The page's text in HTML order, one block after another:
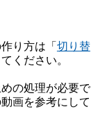
り方は「切り替
ください。
の処理が必要で
動画を参考にして